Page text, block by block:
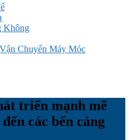
Không
Chuyển Máy Móc
triển mạnh mẽ
các bến cảng